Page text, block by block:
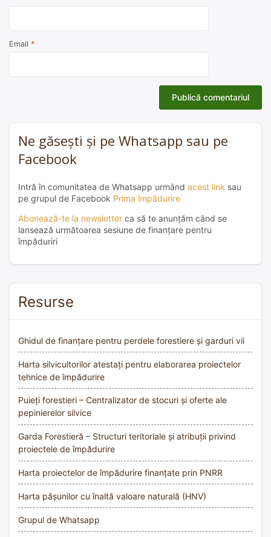
Email *
Ne găsești și pe Whatsapp sau pe
Facebook
Intră în comunitatea de Whatsapp urmând acest link sau
pe grupul de Facebook Prima împădurire
Abonează-te la newsletter ca să te anunțăm când se
lansează următoarea sesiune de finanțare pentru
împăduriri
Resurse
Ghidul de finanțare pentru perdele forestiere și garduri vii
Harta silvicultorilor atestați pentru elaborarea proiectelor
tehnice de împădurire
Puieți forestieri – Centralizator de stocuri și oferte ale
pepinierelor silvice
Garda Forestieră – Structuri teritoriale și atribuții privind
proiectele de împădurire
Harta proiectelor de împădurire finanțate prin PNRR
Harta pășunilor cu înaltă valoare naturală (HNV)
Grupul de Whatsapp